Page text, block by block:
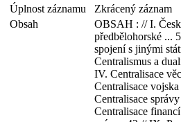
Úplnost záznamu
Zkrácený záznam
Obsah
OBSAH : // I.
předbělohorské ...
spojení s jinými
Centralismus a
IV. Centralisace
Centralisace
Centralisace
Centralisace